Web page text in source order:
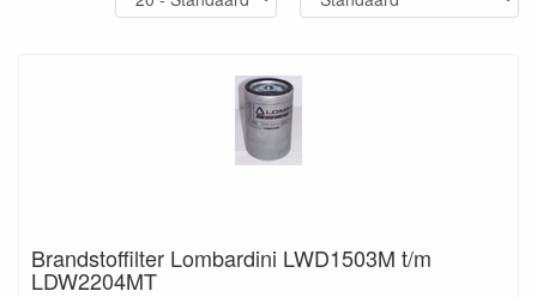
Brandstoffilter Lombardini LWD1503M t/m
LDW2204MT